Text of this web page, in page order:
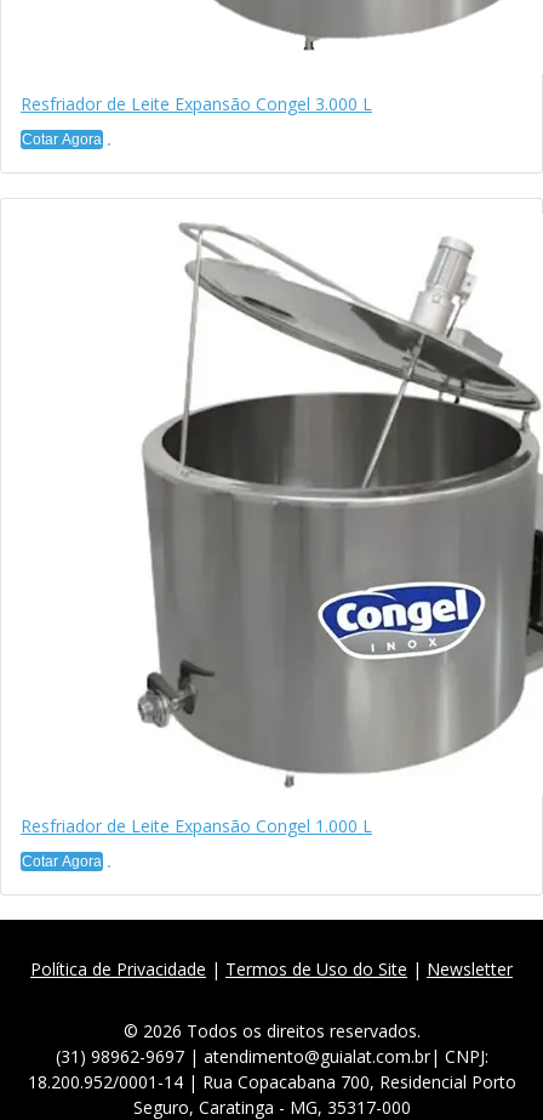
Resfriador de Leite Expansão Congel 3.000 L
Cotar Agora
Resfriador de Leite Expansão Congel 1.000 L
Cotar Agora
Política de Privacidade | Termos de Uso do Site | Newsletter
© 2026 Todos os direitos reservados.
(31) 98962-9697 | atendimento@guialat.com.br| CNPJ:
18.200.952/0001-14 | Rua Copacabana 700, Residencial Porto
Seguro, Caratinga - MG, 35317-000